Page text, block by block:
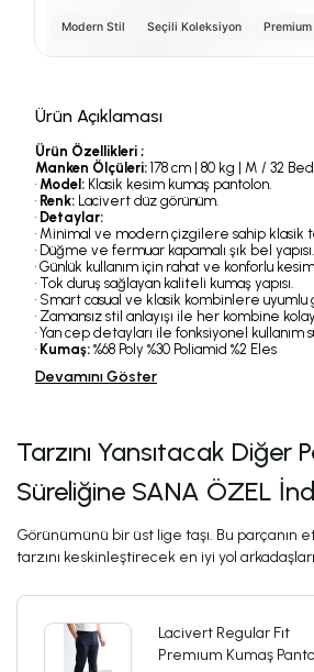
Modern Stil Seçili Koleksiyon
Ürün Açıklaması
Ürün Özellikleri ;
Manken Ölçüleri: 178 cm | 80 kg | M / 32
• Model: Klasik kesim kumaş pantolon.
• Renk: Lacivert düz görünüm.
• Detaylar:
• Minimal ve modern çizgilere sahip klasik
• Düğme ve fermuar kapamalı şık bel yapısı.
• Günlük kullanım için rahat ve konforlu
• Tok duruş sağlayan kaliteli kumaş yapısı.
• Smart casual ve klasik kombinlere uyumlu
• Zamansız stil anlayışı ile her kombine
• Yan cep detayları ile fonksiyonel kullanım
• Kumaş: %68 Poly %30 Poliamid %2 Eles
Devamını Göster
Tarzını Yansıtacak Diğer
Süreliğine SANA ÖZEL
Görünümünü bir üst lige taşı. Bu parçanın
tarzını keskinleştirecek en iyi yol
Lacivert Regular Fıt
Premıum Kumaş